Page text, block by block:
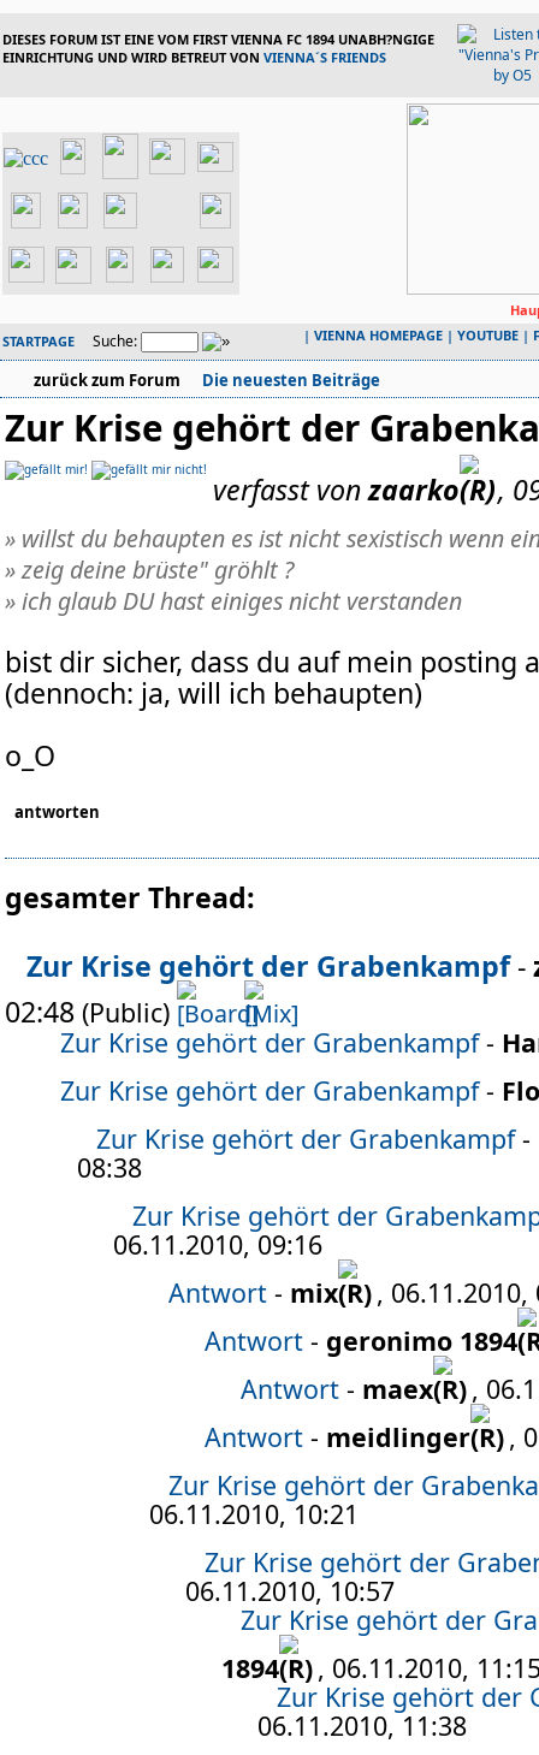
DIESES FORUM IST EINE VOM FIRST VIENNA FC 1894 UNABH?NGIGE
EINRICHTUNG UND WIRD BETREUT VON VIENNA´S FRIENDS
STARTPAGE
Suche: | VIENNA HOMEPAGE | YOUTUBE |
zurück zum Forum Die neuesten Beiträge
Zur Krise gehört der
verfasst vonzaarko ,
» willst du behaupten es ist nicht sexistisch wenn
» zeig deine brüste" gröhlt ?
» ich glaub DU hast einiges nicht verstanden
bist dir sicher, dass du auf mein posting
(dennoch: ja, will ich behaupten)
o_O
antworten
gesamter Thread:
Zur Krise gehört der Grabenkampf-
02:48 (Public)
Zur Krise gehört der Grabenkampf-
Zur Krise gehört der Grabenkampf- Flo
Zur Krise gehört der Grabenkampf-
08:38
Zur Krise gehört der
06.11.2010, 09:16
Antwort - mix
, 06.11.2010,
Antwort - geronimo 1894
Antwort - maex
,
Antwort - meidlinger
,
Zur Krise gehört der
06.11.2010, 10:21
Zur Krise gehört der
06.11.2010, 10:57
Zur Krise gehört der
1894
, 06.11.2010,
Zur Krise gehört der
06.11.2010, 11:38